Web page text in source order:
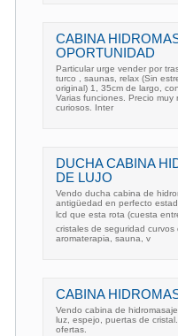
CABINA
OPORTUNIDAD
Particular urge vender por
turco , saunas, relax (Sin
original) 1, 35cm de largo,
Varias funciones. Precio
curiosos. Inter
DUCHA CABINA
DE LUJO
Vendo ducha cabina de
antigüedad en perfecto
lcd que esta rota (cuesta
cristales de seguridad
aromaterapia, sauna, v
CABINA
Vendo cabina de
luz, espejo, puertas de
ofertas.